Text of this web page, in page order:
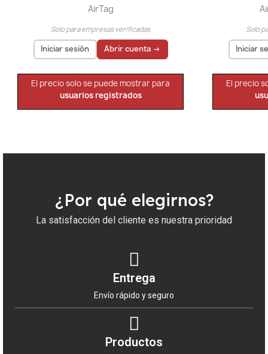
AirTag
Solo para empresas verificadas
Iniciar sesión Abrir cuenta →
El precio solo se puede mostrar para
usuarios registrados
Solo
Iniciar
El precio
¿Por qué elegirnos?
La satisfacción del cliente es nuestra prioridad
Entrega
Envío rápido y seguro
Productos